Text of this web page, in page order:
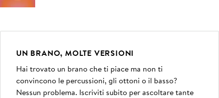
UN BRANO, MOLTE VERSIONI
Hai trovato un brano che ti piace ma non ti
convincono le percussioni, gli ottoni o il basso?
Nessun problema. Iscriviti subito per ascoltare tante